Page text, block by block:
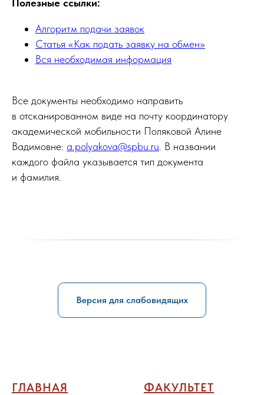
Полезные ссылки:
Алгоритм подачи заявок
Статья «Как подать заявку на обмен»
Вся необходимая информация
Все документы необходимо направить
в отсканированном виде на почту координатору
академической мобильности Поляковой Алине
Вадимовне: a.polyakova@spbu.ru . В названии
каждого файла указывается тип документа
и фамилия.
Версия для слабовидящих
ГЛАВНАЯ ФАКУЛЬТЕТ